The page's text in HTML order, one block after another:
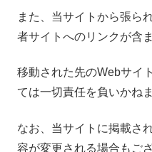
また、当サイトから張ら
者サイトへのリンクが含
移動された先のWebサイ
ては一切責任を負いかね
なお、当サイトに掲載さ
容が変更される場合もご